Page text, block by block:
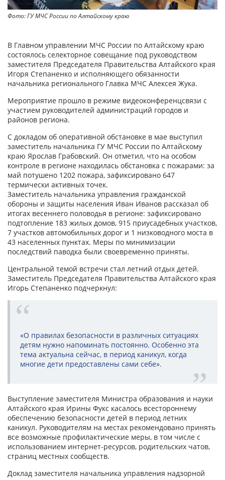
Фото: ГУ МЧС России по Алтайскому краю
В Главном управлении МЧС России по Алтайскому краю
состоялось селекторное совещание под руководством
заместителя Председателя Правительства Алтайского края
Игоря Степаненко и исполняющего обязанности
начальника регионального Главка МЧС Алексея Жука.
Мероприятие прошло в режиме видеоконференцсвязи с
участием руководителей администраций городов и
районов региона.
С докладом об оперативной обстановке в мае выступил
заместитель начальника ГУ МЧС России по Алтайскому
краю Ярослав Грабовский. Он отметил, что на особом
контроле в регионе находилась обстановка с пожарами: за
май потушено 1202 пожара, зафиксировано 647
термически активных точек.
Заместитель начальника управления гражданской
обороны и защиты населения Иван Иванов рассказал об
итогах весеннего половодья в регионе: зафиксировано
подтопление 183 жилых домов, 915 приусадебных участков,
7 участков автомобильных дорог и 1 низководного моста в
43 населенных пунктах. Меры по минимизации
последствий паводка были своевременно приняты.
Центральной темой встречи стал летний отдых детей.
Заместитель Председателя Правительства Алтайского края
Игорь Степаненко подчеркнул:
«О правилах безопасности в различных ситуациях
детям нужно напоминать постоянно. Особенно эта
тема актуальна сейчас, в период каникул, когда
многие дети предоставлены сами себе».
Выступление заместителя Министра образования и науки
Алтайского края Ирины Фукс касалось всестороннему
обеспечению безопасности детей в период летних
каникул. Руководителям на местах рекомендовано принять
все возможные профилактические меры, в том числе с
использованием интернет-ресурсов, родительских чатов,
страниц местных сообществ.
Доклад заместителя начальника управления надзорной